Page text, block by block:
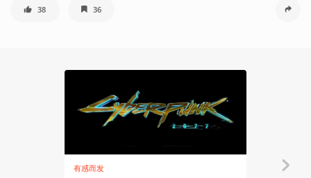
38 36
有感而发
有感而发